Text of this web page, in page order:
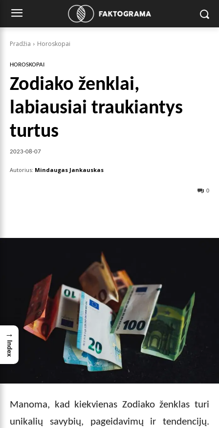
Pradžia Horoskopai
HOROSKOPAI
Zodiako ženklai,
labiausiai traukiantys
turtus
2023-08-07
Autorius: Mindaugas Jankauskas
0
Manoma, kad kiekvienas Zodiako ženklas turi
unikalių savybių, pageidavimų ir tendencijų.
→
Index